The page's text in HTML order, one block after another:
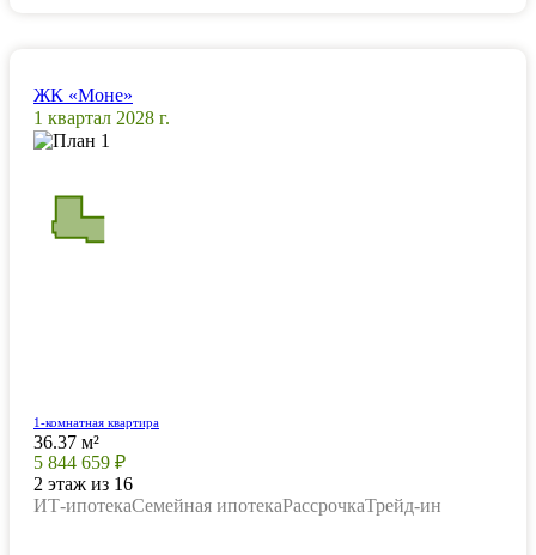
ЖК «Моне»
1 квартал 2028 г.
1-комнатная квартира
36.37 м²
5 844 659 ₽
2 этаж из 16
ИТ-ипотекаСемейная ипотекаРассрочкаТрейд-ин